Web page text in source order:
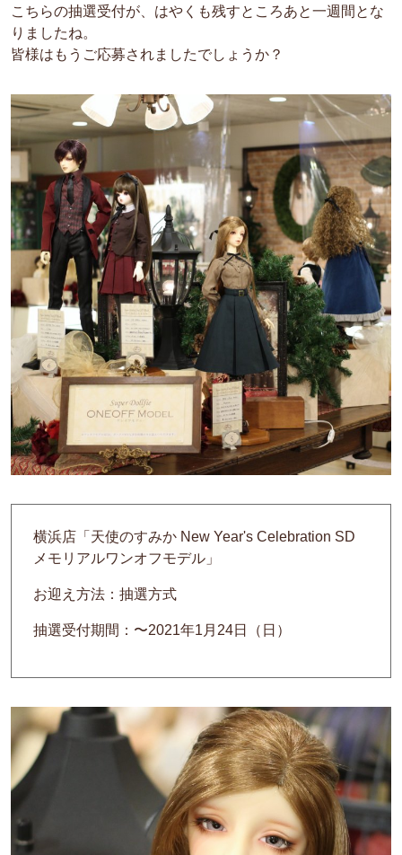
こちらの抽選受付が、はやくも残すところあと一週間とな
りましたね。
皆様はもうご応募されましたでしょうか？
横浜店「天使のすみか New Year's Celebration SD
メモリアルワンオフモデル」
お迎え方法：抽選方式
抽選受付期間：〜2021年1月24日（日）